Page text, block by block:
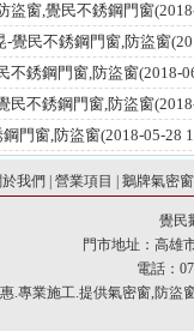
盜窗,覺民不銹鋼門窗
-覺民不銹鋼門窗,防盜窗
不銹鋼門窗,防盜窗(2018-
民不銹鋼門窗,防盜窗
門窗,防盜窗(2018-05-28
於我們 |營業項目 |鵝牌氣密窗
覺民
門市地址：高雄
電話：
.專業施工.提供氣密窗,防